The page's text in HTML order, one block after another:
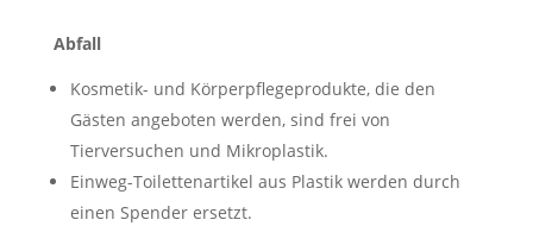
Abfall
Kosmetik- und Körperpflegeprodukte, die den
Gästen angeboten werden, sind frei von
Tierversuchen und Mikroplastik.
Einweg-Toilettenartikel aus Plastik werden durch
einen Spender ersetzt.